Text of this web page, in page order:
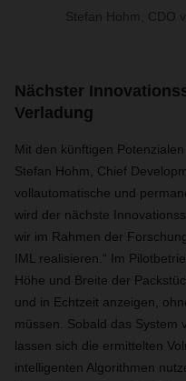
Stefan Hohm, CDO
Nächster
Verladung
Mit den künftigen
Stefan Hohm, Chief
vollautomatische und
wird der nächste
wir im Rahmen der
IML realisieren.“ Im
Höhe und Breite der
und in Echtzeit anzeigen,
müssen. Sobald das System
lassen sich die ermittelten
intelligenten Algorithmen